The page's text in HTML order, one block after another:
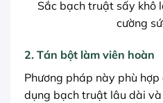
Sắc bạch truật sấy khô
cường
2. Tán bột làm viên hoàn
Phương pháp này phù
dụng bạch truật lâu dài